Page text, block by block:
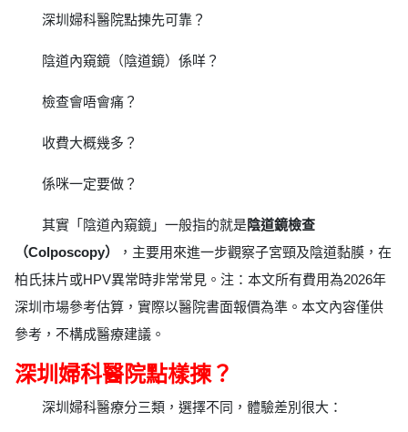
深圳婦科醫院點揀先可靠？
陰道內窺鏡（陰道鏡）係咩？
檢查會唔會痛？
收費大概幾多？
係咪一定要做？
其實「陰道內窺鏡」一般指的就是陰道鏡檢查
（Colposcopy）
，主要用來進一步觀察子宮頸及陰道黏膜，在
柏氏抹片或HPV異常時非常常見。注：本文所有費用為2026年
深圳市場參考估算，實際以醫院書面報價為準。本文內容僅供
參考，不構成醫療建議。
深圳婦科醫院點樣揀？
深圳婦科醫療分三類，選擇不同，體驗差別很大：